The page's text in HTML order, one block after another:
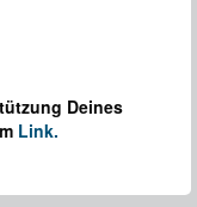
Deines
Link.